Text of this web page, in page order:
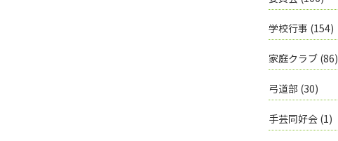
学校行事 (154)
家庭クラブ (86)
弓道部 (30)
手芸同好会 (1)